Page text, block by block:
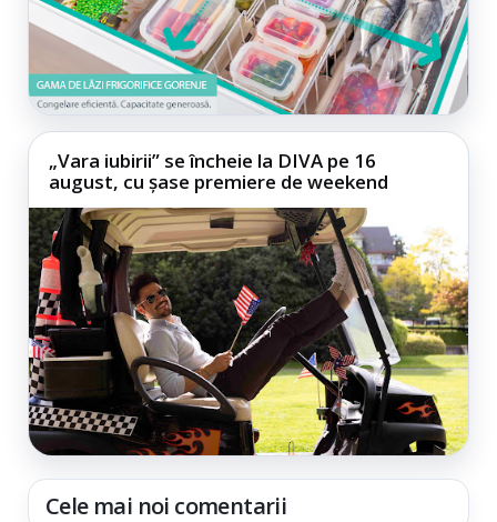
„Vara iubirii” se încheie la DIVA pe 16
august, cu șase premiere de weekend
Cele mai noi comentarii